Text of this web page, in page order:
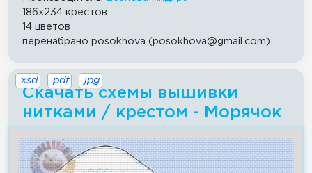
186x234 крестов
14 цветов
перенабрано posokhova (posokhova@gmail.com)
Скачать схемы вышивки
нитками / крестом - Морячок
.xsd .pdf .jpg